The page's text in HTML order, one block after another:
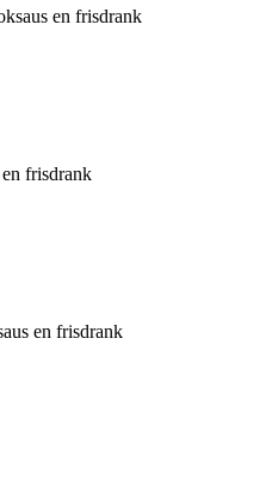
en frisdrank
en frisdrank
en frisdrank